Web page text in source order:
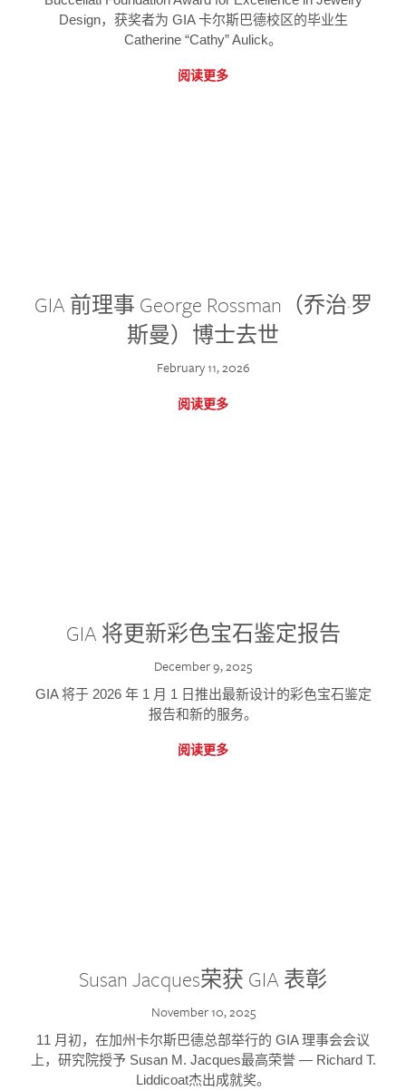
Design，获奖者为 GIA 卡尔斯巴德校区的毕业生
Catherine “Cathy” Aulick。
阅读更多
GIA 前理事 George Rossman（乔治·罗
斯曼）博士去世
February 11, 2026
阅读更多
GIA 将更新彩色宝石鉴定报告
December 9, 2025
GIA 将于 2026 年 1 月 1 日推出最新设计的彩色宝石鉴定
报告和新的服务。
阅读更多
Susan Jacques荣获 GIA 表彰
November 10, 2025
11 月初，在加州卡尔斯巴德总部举行的 GIA 理事会会议
上，研究院授予 Susan M. Jacques最高荣誉 — Richard T.
Liddicoat杰出成就奖。